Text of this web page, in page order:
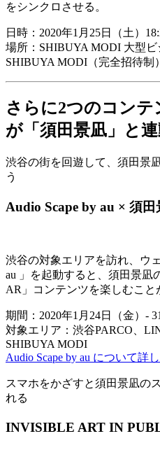
をシンクロさせる。
日時：2020年1月25日（土）
場所：SHIBUYA MODI 大型
SHIBUYA MODI（完全招待制）
さらに2つのコン
が「須田景凪」と
渋谷の街を回遊して、須田景
う
Audio Scape by au × 須田
渋谷の対象エリアを訪れ、ウ
au 」を起動すると、須田景凪
AR」コンテンツを楽しむこと
期間：2020年1月24日（金）-
対象エリア：渋谷PARCO、
SHIBUYA MODI
Audio Scape by au について詳
スマホをかざすと須田景凪の
れる
INVISIBLE ART IN